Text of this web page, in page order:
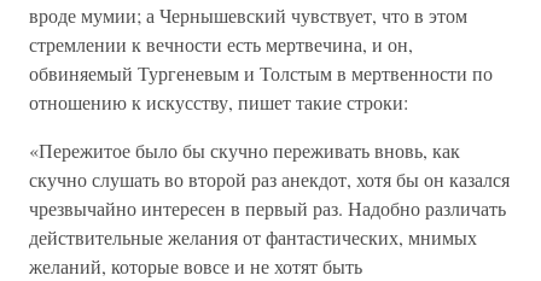
вроде мумии; а Чернышевский чувствует, что в этом
стремлении к вечности есть мертвечина, и он,
обвиняемый Тургеневым и Толстым в мертвенности по
отношению к искусству, пишет такие строки:
«Пережитое было бы скучно переживать вновь, как
скучно слушать во второй раз анекдот, хотя бы он казался
чрезвычайно интересен в первый раз. Надобно различать
действительные желания от фантастических, мнимых
желаний, которые вовсе и не хотят быть